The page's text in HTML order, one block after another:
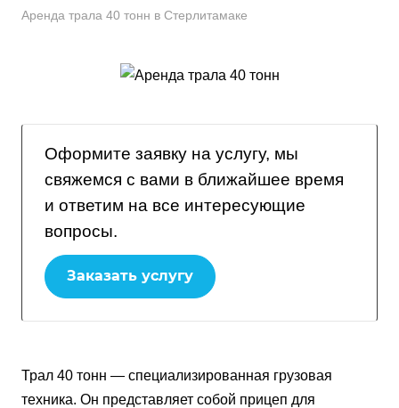
Аренда трала 40 тонн в Стерлитамаке
Оформите заявку на услугу, мы
свяжемся с вами в ближайшее время
и ответим на все интересующие
вопросы.
Заказать услугу
Трал 40 тонн — специализированная грузовая
техника. Он представляет собой прицеп для